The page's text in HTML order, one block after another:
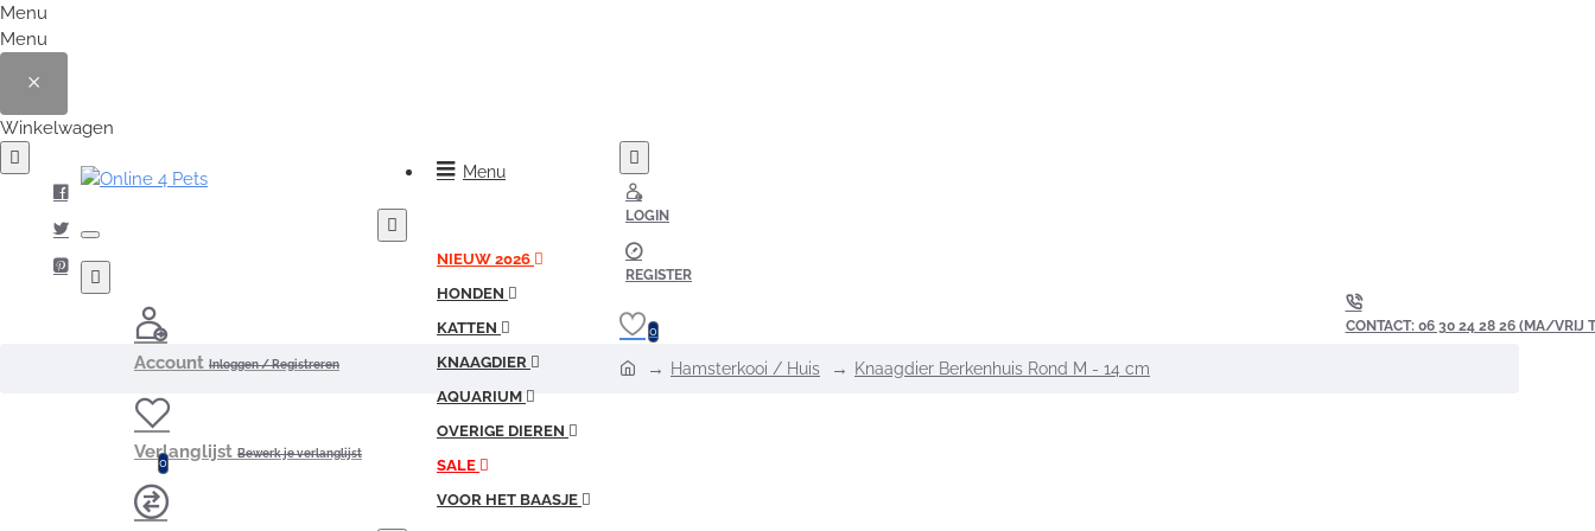
Menu
Menu
Winkelwagen
CONTACT: 06 30 24 28 26 (MA/VRIJ
Account Inloggen / Registreren
Verlanglijst Bewerk je verlanglijst
0
Menu
NIEUW 2026
HONDEN
KATTEN
KNAAGDIER
AQUARIUM
OVERIGE DIEREN
SALE
VOOR HET BAASJE
LOGIN
REGISTER
0
homeHamsterkooi / Huis Knaagdier Berkenhuis Rond M - 14 cm